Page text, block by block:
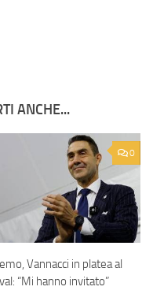
ANCHE...
0
Vannacci in platea al
“Mi hanno invitato”